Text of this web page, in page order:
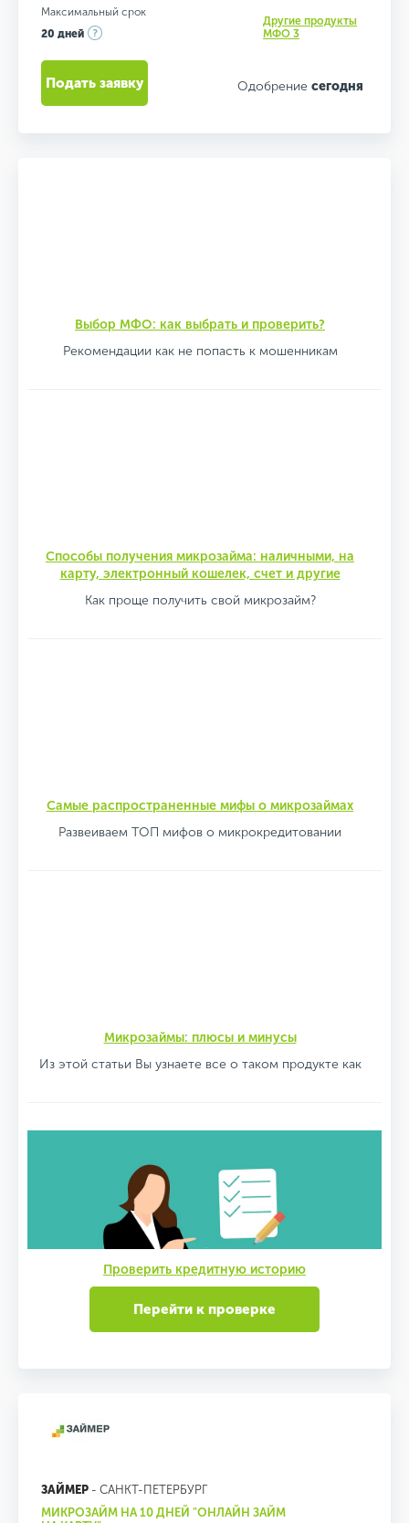
Максимальный срок
20 дней
Другие продукты
МФО 3
Одобрение сегодня
Подать заявку
Выбор МФО: как выбрать и проверить?
Рекомендации как не попасть к мошенникам
Способы получения микрозайма: наличными, на
карту, электронный кошелек, счет и другие
Как проще получить свой микрозайм?
Самые распространенные мифы о микрозаймах
Развеиваем ТОП мифов о микрокредитовании
Микрозаймы: плюсы и минусы
Из этой статьи Вы узнаете все о таком продукте как
Проверить кредитную историю
Перейти к проверке
ЗАЙМЕР - САНКТ-ПЕТЕРБУРГ
МИКРОЗАЙМ НА 10 ДНЕЙ "ОНЛАЙН ЗАЙМ